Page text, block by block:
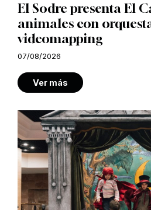
El Sodre presenta El
animales con
videomapping
07/08/2026
Ver más